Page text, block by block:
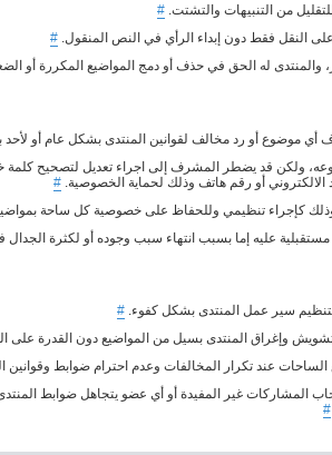
من التنبيهات والتشتت. #
النقل فقط دون إبداء الرأي في النص المنقول. #
والمنتدى له الحق في حذف أو دمج المواضيع المكررة أو
موضوع أو رد مخالف لقوانين المنتدى بشكل عام أو
ولكن قد يضطر المشرف إلى اجراء تعديل لتصحيح
أو رقم هاتف وذلك لحماية الخصوصية. #
كإجراء تنظيمي وللحفاظ على خصوصية كل ساحة
عليه إما بسبب انتهاء سبب وجوده أو لكثرة الجدال
لتنظيم سير عمل المنتدى بشكل كفوء. #
وإغراق المنتدى بسيل من المواضيع دون القدرة على
عند تكرار المخالفات وعدم احترام ضوابط وقوانين
المشاركات غير المفيدة أو أي عضو يتجاهل ضوابط
#